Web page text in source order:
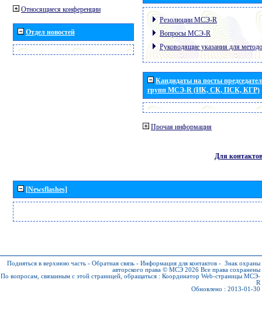
Относящиеся конференции
Отдел новостей
Резолюции МСЭ-R
Вопросы МСЭ-R
Руководящие указания для
Кандидаты на посты
групп МСЭ-R (ИК, СК, ПСК, КГР)
Прочая информация
Для контактов
[Newsflashes]
Подняться в верхнюю часть - Обратная связь - Информация для контактов - Знак охраны
авторского права © МСЭ 2026 Все права сохранены
По вопросам, связанным с этой страницей, обращаться : Координатор Web-страницы МСЭ-
R
Обновлено : 2013-01-30